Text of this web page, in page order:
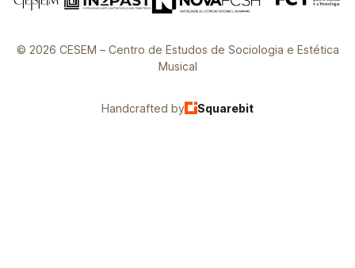
© 2026 CESEM – Centro de Estudos de Sociologia e Estética
Musical
Handcrafted by Squarebit